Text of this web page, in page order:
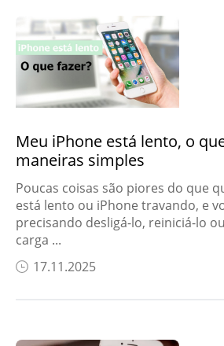
Meu iPhone está lento, o
maneiras simples
Poucas coisas são piores do que
está lento ou iPhone travando, e
precisando desligá-lo, reiniciá-lo
carga ...
17.11.2025